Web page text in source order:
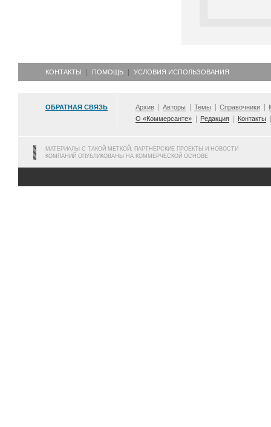
КОНТАКТЫ ПОМОЩЬ УСЛОВИЯ ИСПОЛЬЗОВАНИЯ
ОБРАТНАЯ СВЯЗЬ Архив Авторы Темы Справочники
О «Коммерсанте»
Редакция Контакты
МАТЕРИАЛЫ С ТАКОЙ МЕТКОЙ, ПАРТНЕРСКИЕ ПРОЕКТЫ И НОВОСТИ
КОМПАНИЙ ОПУБЛИКОВАНЫ НА КОММЕРЧЕСКОЙ ОСНОВЕ